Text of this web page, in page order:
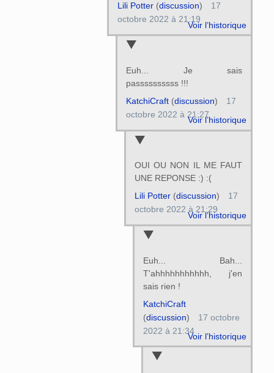
Voir l’historique
Lili Potter(discussion)
17
octobre 2022 à 21:19
Euh... Je sais
passssssssss !!!
Voir l’historique
KatchiCraft(discussion)
17
octobre 2022 à 21:27
OUI OU NON IL ME FAUT
UNE REPONSE :) :(
Voir l’historique
Lili Potter(discussion)
17
octobre 2022 à 21:29
Euh... Bah...
T'ahhhhhhhhhhh, j'en
sais rien !
Voir l’historique
KatchiCraft
(discussion)
17 octobre
2022 à 21:34